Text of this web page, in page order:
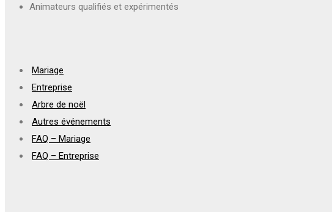
Animateurs qualifiés et expérimentés
Mariage
Entreprise
Arbre de noël
Autres événements
FAQ – Mariage
FAQ – Entreprise